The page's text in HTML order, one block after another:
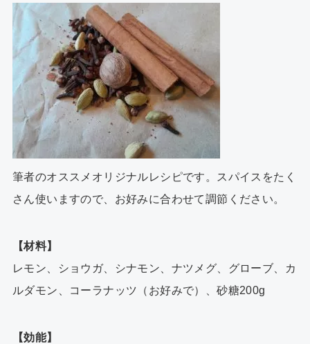
筆者のオススメオリジナルレシピです。スパイスをたく
さん使いますので、お好みに合わせて調節ください。
【材料】
レモン、ショウガ、シナモン、ナツメグ、グローブ、カ
ルダモン、コーラナッツ（お好みで）、砂糖200g
【効能】